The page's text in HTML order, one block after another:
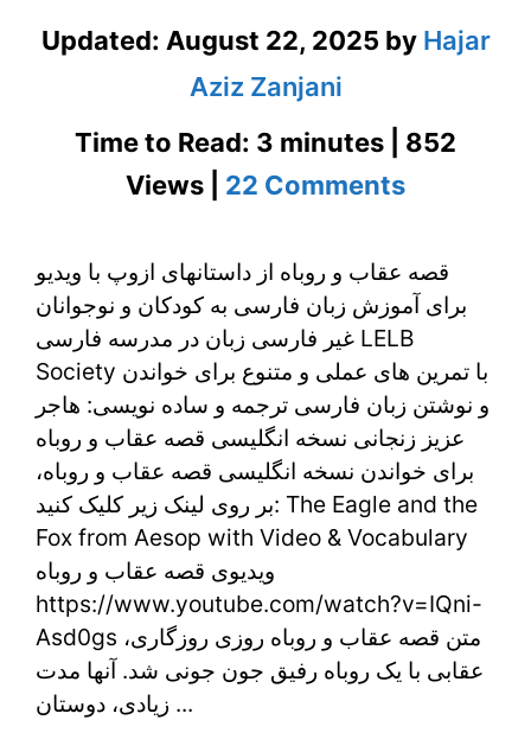
Updated: August 22, 2025 by Hajar
Aziz Zanjani
Time to Read: 3 minutes | 852
Views | 22 Commentson
زبان
فارسی
به
کودکان
با
قصه
عقاب
و
روباه
قصه عقاب و روباه از داستانهای ازوپ با ویدیو
برای آموزش زبان فارسی به کودکان و نوجوانان
غیر فارسی زبان در مدرسه فارسی LELB
Society با تمرین های عملی و متنوع برای خواندن
و نوشتن زبان فارسی ترجمه و ساده نویسی: هاجر
عزیز زنجانی نسخه انگلیسی قصه عقاب و روباه
برای خواندن نسخه انگلیسی قصه عقاب و روباه،
بر روی لینک زیر کلیک کنید: The Eagle and the
Fox from Aesop with Video & Vocabulary
ویدیوی قصه عقاب و روباه
https://www.youtube.com/watch?v=IQni-
Asd0gs متن قصه عقاب و روباه روزی روزگاری،
عقابی با یک روباه رفیق جون جونی شد. آنها مدت
زیادی، دوستان ...